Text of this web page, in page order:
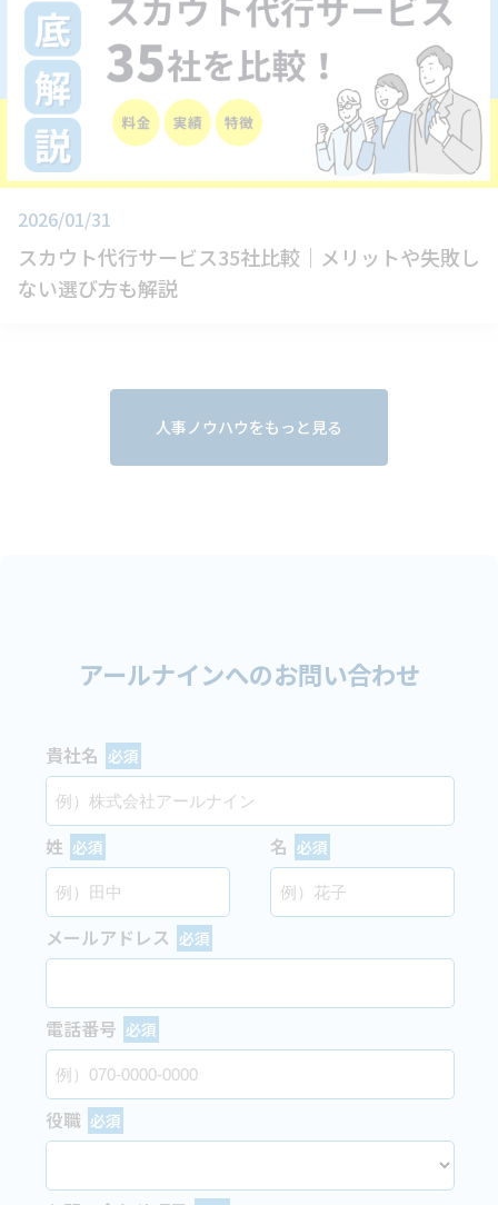
2026/01/31
スカウト代行サービス35社比較｜メリットや失敗し
ない選び方も解説
人事ノウハウをもっと見る
アールナインへのお問い合わせ